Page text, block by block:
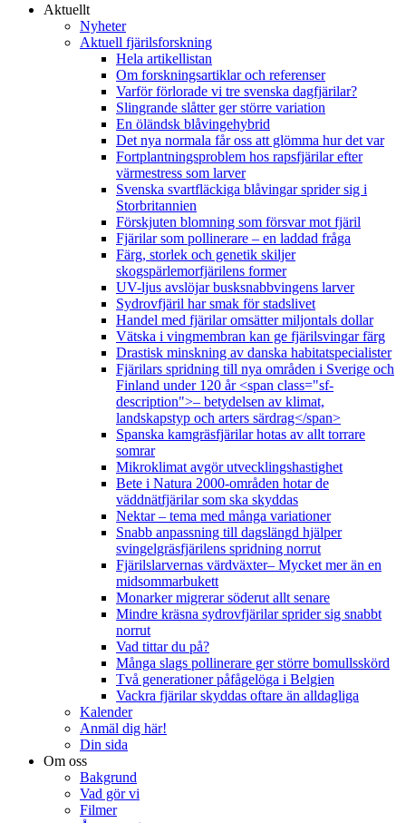
Aktuellt
Nyheter
Aktuell fjärilsforskning
Hela artikellistan
Om forskningsartiklar och referenser
Varför förlorade vi tre svenska dagfjärilar?
Slingrande slåtter ger större variation
En öländsk blåvingehybrid
Det nya normala får oss att glömma hur det var
Fortplantningsproblem hos rapsfjärilar efter
värmestress som larver
Svenska svartfläckiga blåvingar sprider sig i
Storbritannien
Förskjuten blomning som försvar mot fjäril
Fjärilar som pollinerare – en laddad fråga
Färg, storlek och genetik skiljer
skogspärlemorfjärilens former
UV-ljus avslöjar busksnabbvingens larver
Sydrovfjäril har smak för stadslivet
Handel med fjärilar omsätter miljontals dollar
Vätska i vingmembran kan ge fjärilsvingar färg
Drastisk minskning av danska habitatspecialister
Fjärilars spridning till nya områden i Sverige och
Finland under 120 år <span class="sf-
description">– betydelsen av klimat,
landskapstyp och arters särdrag</span>
Spanska kamgräsfjärilar hotas av allt torrare
somrar
Mikroklimat avgör utvecklingshastighet
Bete i Natura 2000-områden hotar de
väddnätfjärilar som ska skyddas
Nektar – tema med många variationer
Snabb anpassning till dagslängd hjälper
svingelgräsfjärilens spridning norrut
Fjärilslarvernas värdväxter– Mycket mer än en
midsommarbukett
Monarker migrerar söderut allt senare
Mindre kräsna sydrovfjärilar sprider sig snabbt
norrut
Vad tittar du på?
Många slags pollinerare ger större bomullsskörd
Två generationer påfågelöga i Belgien
Vackra fjärilar skyddas oftare än alldagliga
Kalender
Anmäl dig här!
Din sida
Om oss
Bakgrund
Vad gör vi
Filmer